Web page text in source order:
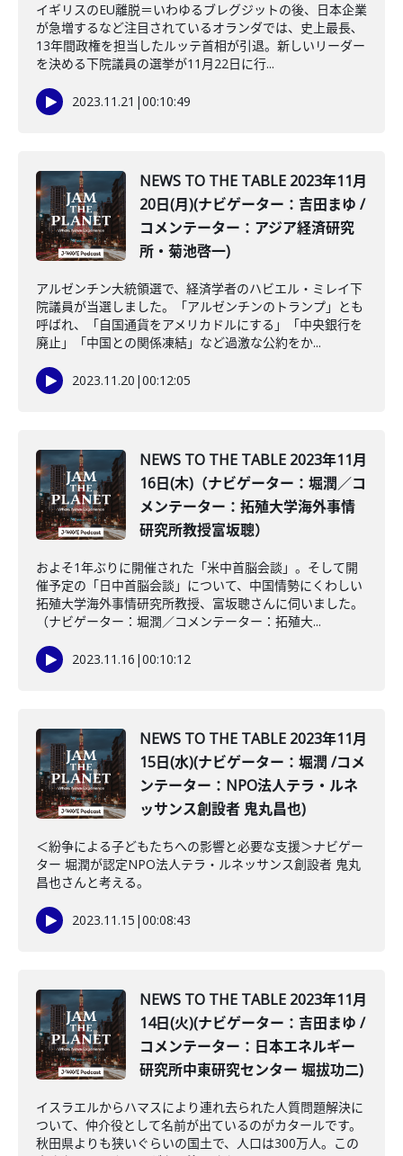
イギリスのEU離脱＝いわゆるブレグジットの後、日本企業
が急増するなど注目されているオランダでは、史上最長､
13年間政権を担当したルッテ首相が引退。新しいリーダー
を決める下院議員の選挙が11月22日に行...
2023.11.21 |00:10:49
NEWS TO THE TABLE 2023年11月
20日(月)(ナビゲーター：吉田まゆ /
コメンテーター：アジア経済研究
所・菊池啓一)
アルゼンチン大統領選で、経済学者のハビエル・ミレイ下
院議員が当選しました。「アルゼンチンのトランプ」とも
呼ばれ、「自国通貨をアメリカドルにする」「中央銀行を
廃止」「中国との関係凍結」など過激な公約をか...
2023.11.20 |00:12:05
NEWS TO THE TABLE 2023年11月
16日(木)（ナビゲーター：堀潤／コ
メンテーター：拓殖大学海外事情
研究所教授富坂聰）
およそ1年ぶりに開催された「米中首脳会談」。そして開
催予定の「日中首脳会談」について、中国情勢にくわしい
拓殖大学海外事情研究所教授、富坂聰さんに伺いました。
（ナビゲーター：堀潤／コメンテーター：拓殖大...
2023.11.16 |00:10:12
NEWS TO THE TABLE 2023年11月
15日(水)(ナビゲーター：堀潤 /コメ
ンテーター：NPO法人テラ・ルネ
ッサンス創設者 鬼丸昌也)
＜紛争による子どもたちへの影響と必要な支援＞ナビゲー
ター 堀潤が認定NPO法人テラ・ルネッサンス創設者 鬼丸
昌也さんと考える。
2023.11.15 |00:08:43
NEWS TO THE TABLE 2023年11月
14日(火)(ナビゲーター：吉田まゆ /
コメンテーター：日本エネルギー
研究所中東研究センター 堀拔功二)
イスラエルからハマスにより連れ去られた人質問題解決に
ついて、仲介役として名前が出ているのがカタールです。
秋田県よりも狭いぐらいの国土で、人口は300万人。この